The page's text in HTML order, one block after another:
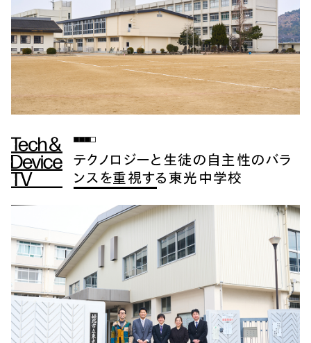
テクノロジーと生徒の自主性のバラ
ンスを重視する東光中学校